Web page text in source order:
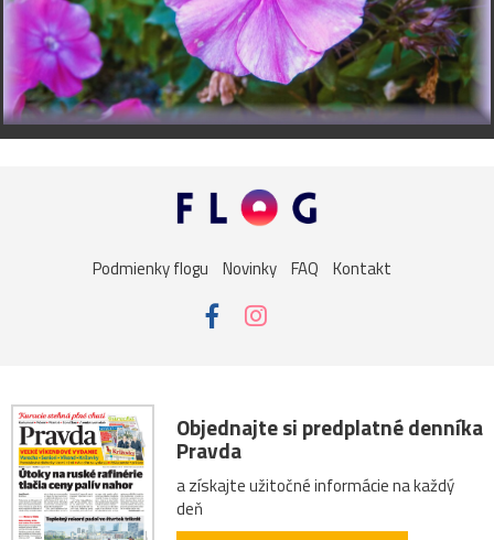
Podmienky flogu Novinky FAQ Kontakt
Objednajte si predplatné denníka
Pravda
a získajte užitočné informácie na každý
deň